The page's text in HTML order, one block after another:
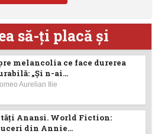
să-ţi placă şi
melancolia ce face durerea
„Și n-ai...
Aurelian Ilie
Anansi. World Fiction:
din Annie...